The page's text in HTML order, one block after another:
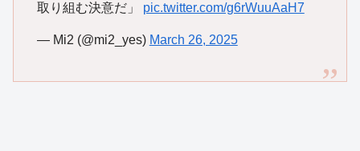
取り組む決意だ」 pic.twitter.com/g6rWuuAaH7
— Mi2 (@mi2_yes) March 26, 2025